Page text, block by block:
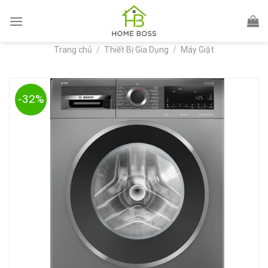
Trang chủ / Thiết Bị Gia Dụng / Máy Giặt
-32%